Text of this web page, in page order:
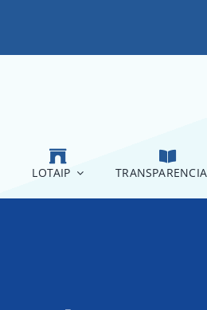
LOTAIP TRANSPARENCIA